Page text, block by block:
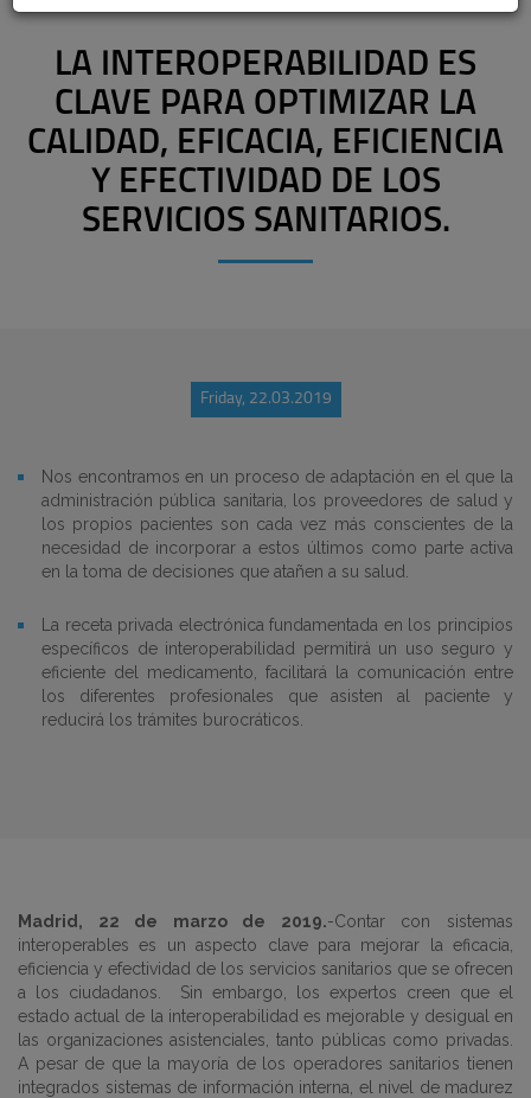
LA INTEROPERABILIDAD ES
CLAVE PARA OPTIMIZAR LA
CALIDAD, EFICACIA, EFICIENCIA
Y EFECTIVIDAD DE LOS
SERVICIOS SANITARIOS.
Friday, 22.03.2019
Nos encontramos en un proceso de adaptación en el que la
administración pública sanitaria, los proveedores de salud y
los propios pacientes son cada vez más conscientes de la
necesidad de incorporar a estos últimos como parte activa
en la toma de decisiones que atañen a su salud.
La receta privada electrónica fundamentada en los principios
específicos de interoperabilidad permitirá un uso seguro y
eficiente del medicamento, facilitará la comunicación entre
los diferentes profesionales que asisten al paciente y
reducirá los trámites burocráticos.
Madrid, 22 de marzo de 2019.-Contar con sistemas
interoperables es un aspecto clave para mejorar la eficacia,
eficiencia y efectividad de los servicios sanitarios que se ofrecen
a los ciudadanos. Sin embargo, los expertos creen que el
estado actual de la interoperabilidad es mejorable y desigual en
las organizaciones asistenciales, tanto públicas como privadas.
A pesar de que la mayoría de los operadores sanitarios tienen
integrados sistemas de información interna, el nivel de madurez